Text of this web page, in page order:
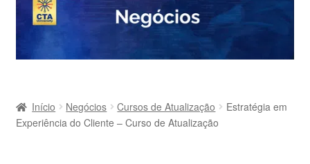
Início Negócios Cursos de Atualização
Estratégia em
Experiência do Cliente – Curso de Atualização